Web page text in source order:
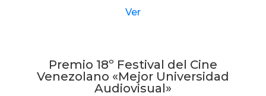
Ver
Premio 18º Festival del Cine
Venezolano «Mejor Universidad
Audiovisual»